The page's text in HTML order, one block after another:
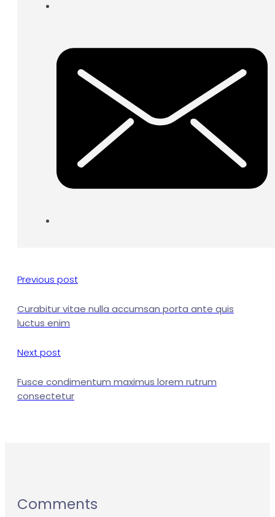
Previous post
Curabitur vitae nulla accumsan porta ante quis
luctus enim
Next post
Fusce condimentum maximus lorem rutrum
consectetur
Comments